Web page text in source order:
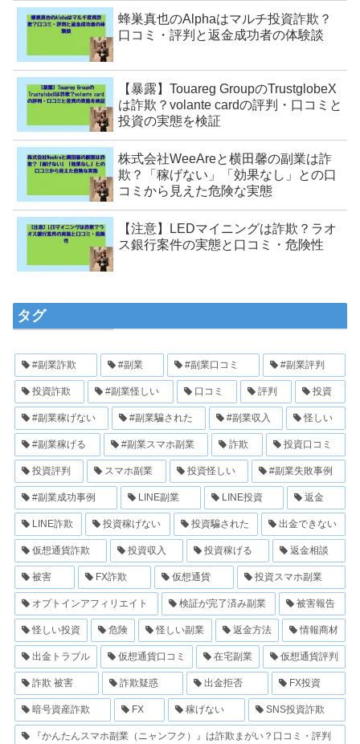
蜂巣真也のAlphaはマルチ投資詐欺？
口コミ・評判と返金成功者の体験談
【暴露】Touareg GroupのTrustglobeX
は詐欺？volante cardの評判・口コミと
投資の実態を検証
株式会社WeeAreと横田馨の副業は詐
欺？「稼げない」「効果なし」との口
コミから見えた危険な実態
【注意】LEDマイニングは詐欺？ラオ
ス銀行案件の実態と口コミ・危険性
タグ
#副業詐欺 #副業 #副業口コミ #副業評判
投資詐欺 #副業怪しい 口コミ 評判 投資
#副業稼げない #副業騙された #副業収入 怪しい
#副業稼げる #副業スマホ副業 詐欺 投資口コミ
投資評判 スマホ副業 投資怪しい #副業失敗事例
#副業成功事例 LINE副業 LINE投資 返金
LINE詐欺 投資稼げない 投資騙された 出金できない
仮想通貨詐欺 投資収入 投資稼げる 返金相談
被害 FX詐欺 仮想通貨 投資スマホ副業
オプトインアフィリエイト 検証が完了済み副業 被害報告
怪しい投資 危険 怪しい副業 返金方法 情報商材
出金トラブル 仮想通貨口コミ 在宅副業 仮想通貨評判
詐欺 被害 詐欺疑惑 出金拒否 FX投資
暗号資産詐欺 FX 稼げない SNS投資詐欺
『かんたんスマホ副業（ニャンフク）』は詐欺まがい？口コミ・評判